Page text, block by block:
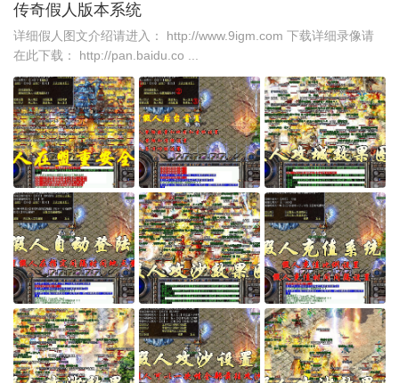
传奇假人版本系统
详细假人图文介绍请进入： http://www.9igm.com 下载详细录像请
在此下载： http://pan.baidu.co ...